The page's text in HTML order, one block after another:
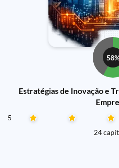
Estratégias de Inovação e
5
24